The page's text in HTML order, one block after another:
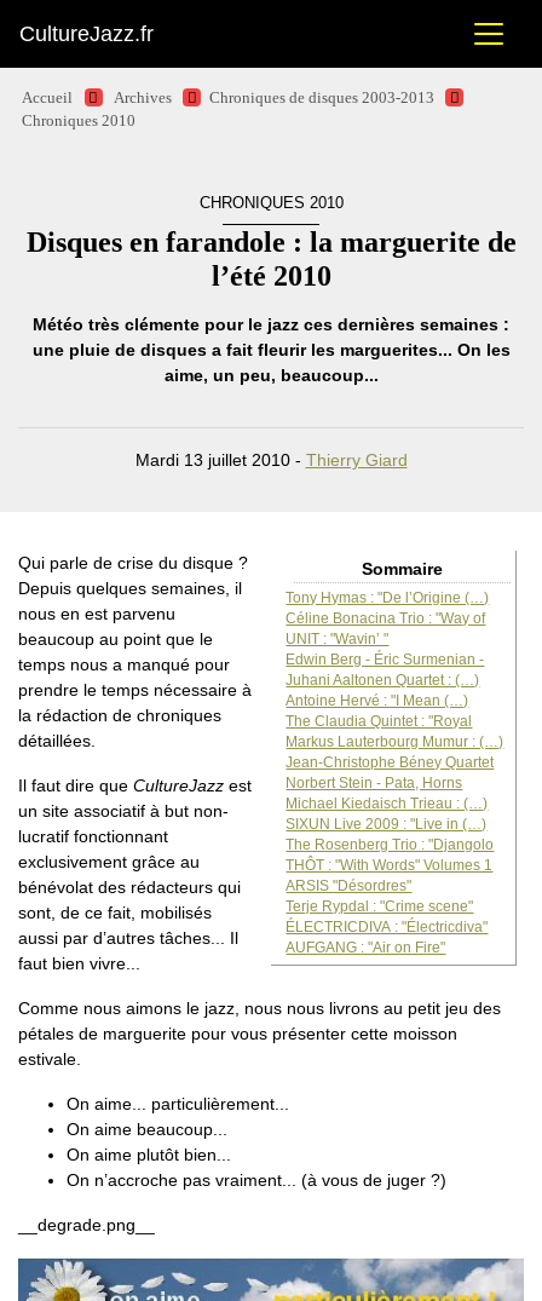
CultureJazz.fr
Accueil Archives
Chroniques de disques 2003-2013
Chroniques 2010
CHRONIQUES 2010
Disques en farandole : la marguerite de
l’été 2010
Météo très clémente pour le jazz ces dernières semaines :
une pluie de disques a fait fleurir les marguerites... On les
aime, un peu, beaucoup...
Mardi 13 juillet 2010 - Thierry Giard
Sommaire
Tony Hymas : "De l’Origine (…)
Céline Bonacina Trio : "Way of
UNIT : "Wavin’ "
Edwin Berg - Éric Surmenian -
Juhani Aaltonen Quartet : (…)
Antoine Hervé : "I Mean (…)
The Claudia Quintet : "Royal
Markus Lauterbourg Mumur : (…)
Jean-Christophe Béney Quartet
Norbert Stein - Pata, Horns
Michael Kiedaisch Trieau : (…)
SIXUN Live 2009 : "Live in (…)
The Rosenberg Trio : "Djangolo
THÔT : "With Words" Volumes 1
ARSIS "Désordres"
Terje Rypdal : "Crime scene"
ÉLECTRICDIVA : "Électricdiva"
AUFGANG : "Air on Fire"
Qui parle de crise du disque ?
Depuis quelques semaines, il
nous en est parvenu
beaucoup au point que le
temps nous a manqué pour
prendre le temps nécessaire à
la rédaction de chroniques
détaillées.
Il faut dire que CultureJazz est
un site associatif à but non-
lucratif fonctionnant
exclusivement grâce au
bénévolat des rédacteurs qui
sont, de ce fait, mobilisés
aussi par d’autres tâches... Il
faut bien vivre...
Comme nous aimons le jazz, nous nous livrons au petit jeu des
pétales de marguerite pour vous présenter cette moisson
estivale.
On aime... particulièrement...
On aime beaucoup...
On aime plutôt bien...
On n’accroche pas vraiment... (à vous de juger ?)
__degrade.png__